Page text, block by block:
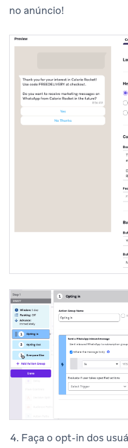
no anúncio!
Faça o opt-in dos